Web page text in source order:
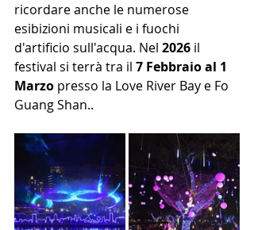
ricordare anche le numerose
esibizioni musicali e i fuochi
d'artificio sull'acqua. Nel 2026 il
festival si terrà tra il 7 Febbraio al 1
Marzo presso la Love River Bay e Fo
Guang Shan..